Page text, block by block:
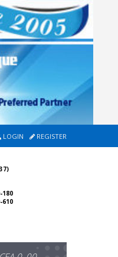
LOGIN REGISTER
180
610